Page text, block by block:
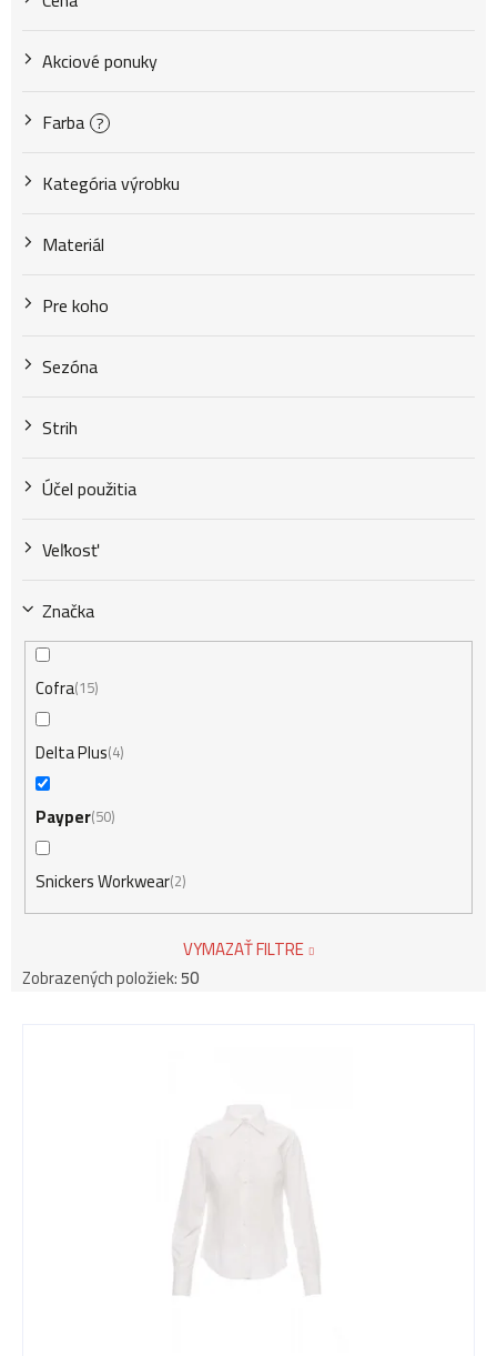
o
d
u
k
o
v
Akciové ponuky
Farba ?
Kategória výrobku
Materiál
Pre koho
Sezóna
Strih
Účel použitia
Veľkosť
Značka
Cofra 15
Delta Plus 4
Payper 50
Snickers Workwear 2
VYMAZAŤ FILTRE
Zobrazených položiek:50